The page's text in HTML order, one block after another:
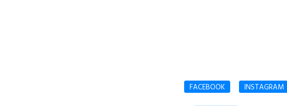
FACEBOOK INSTAGRAM